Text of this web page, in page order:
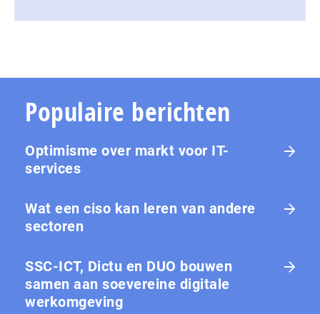
Populaire berichten
Optimisme over markt voor IT-
services
Wat een ciso kan leren van andere
sectoren
SSC-ICT, Dictu en DUO bouwen
samen aan soevereine digitale
werkomgeving